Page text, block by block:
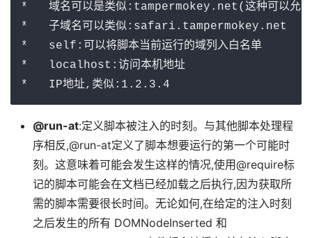
*   域名可以是类似:tampermokey.net(这种可以允
*   子域名可以类似:safari.tampermokey.net
*   self:可以将脚本当前运行的域列入白名单
*   localhost:访问本机地址
*   IP地址,类似:1.2.3.4
@run-at:定义脚本被注入的时刻。与其他脚本处理程
序相反,@run-at定义了脚本想要运行的第一个可能时
刻。这意味着可能会发生这样的情况,使用@require标
记的脚本可能会在文档已经加载之后执行,因为获取所
需的脚本需要很长时间。无论如何,在给定的注入时刻
之后发生的所有 DOMNodeInserted 和